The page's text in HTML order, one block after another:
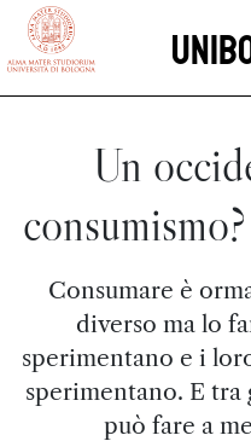
vai al contenuto della pagina
Un
Consumare è
diverso ma lo
sperimentano e i
sperimentano. E
può fare a